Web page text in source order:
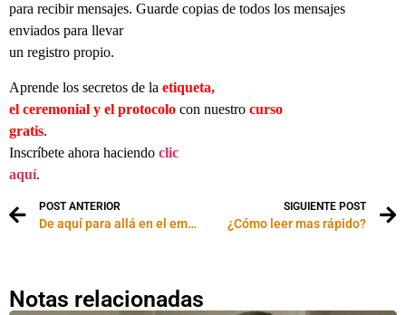
para recibir mensajes. Guarde copias de todos los mensajes
enviados para llevar
un registro propio.
Aprende los secretos de la etiqueta,
el ceremonial y el protocolo con nuestro curso
gratis.
Inscríbete ahora haciendo clic
aquí.
POST ANTERIOR
De aquí para allá en el empleo: no dejes que tu Curriculum te impida encontrar trabajo
SIGUIENTE POST
¿Cómo leer mas rápido?
Notas relacionadas